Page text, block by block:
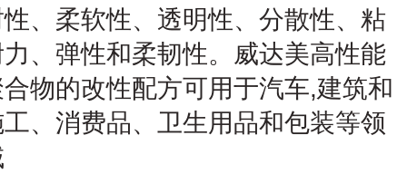
、柔软性、透明性、分散性、粘
、弹性和柔韧性。威达美高性能
物的改性配方可用于汽车,建筑和
、消费品、卫生用品和包装等领